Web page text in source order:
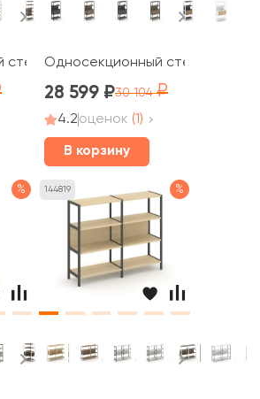
стеллаж пятиярусный
Односекционный стеллаж
28 599 30 104
4.2оценок (1)
В корзину
% 144819 %